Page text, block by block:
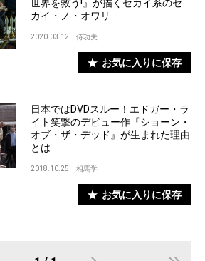
世界を救う!』が描くセカイ系のセ
カイ・ノ・オワリ
2020.03.12 侍功夫
お気に入りに保存
日本ではDVDスルー！エドガー・ラ
イト笑撃のデビュー作『ショーン・
オブ・ザ・デッド』が生まれた理由
とは
2018.10.25 相馬学
お気に入りに保存